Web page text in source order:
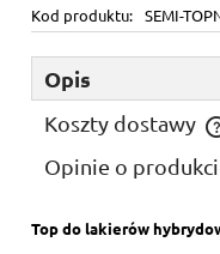
Kod produktu: SEMI-
Opis
Koszty dostawy
Cena nie zawiera
Opinie o
Top do lakierów